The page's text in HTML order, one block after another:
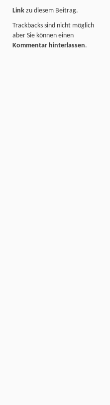
Link zu diesem Beitrag.
Trackbacks sind nicht möglich
aber Sie können einen
Kommentar hinterlassen.